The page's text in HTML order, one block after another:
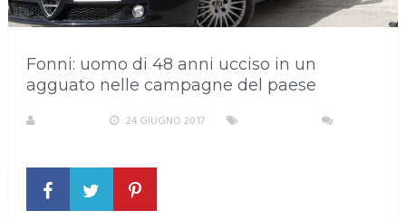
Fonni: uomo di 48 anni ucciso in un
agguato nelle campagne del paese
24 GIUGNO 2017